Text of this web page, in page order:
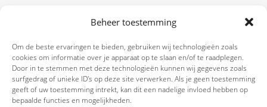
Beheer toestemming
Om de beste ervaringen te bieden, gebruiken wij technologieën zoals
cookies om informatie over je apparaat op te slaan en/of te raadplegen.
Door in te stemmen met deze technologieën kunnen wij gegevens zoals
surfgedrag of unieke ID's op deze site verwerken. Als je geen toestemming
geeft of uw toestemming intrekt, kan dit een nadelige invloed hebben op
bepaalde functies en mogelijkheden.